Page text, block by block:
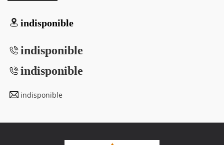
indisponible
indisponible
indisponible
indisponible